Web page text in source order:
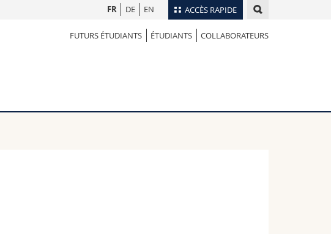
ACCÈS RAPIDE
Collaborateurs
Annuaire du personnel
Programme des cours
FR DE EN
FUTURS ÉTUDIANTS ÉTUDIANTS COLLABORATEURS